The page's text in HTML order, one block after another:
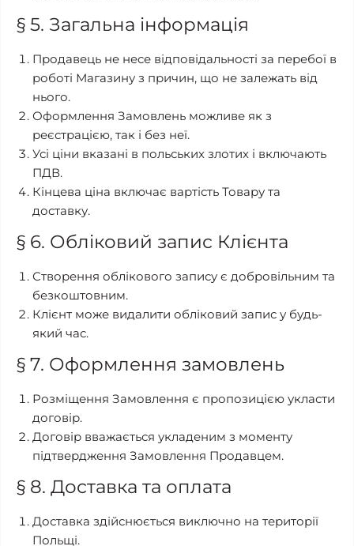
§ 5. Загальна інформація
Продавець не несе відповідальності за перебої в
роботі Магазину з причин, що не залежать від
нього.
Оформлення Замовлень можливе як з
реєстрацією, так і без неї.
Усі ціни вказані в польських злотих і включають
ПДВ.
Кінцева ціна включає вартість Товару та
доставку.
§ 6. Обліковий запис Клієнта
Створення облікового запису є добровільним та
безкоштовним.
Клієнт може видалити обліковий запис у будь-
який час.
§ 7. Оформлення замовлень
Розміщення Замовлення є пропозицією укласти
договір.
Договір вважається укладеним з моменту
підтвердження Замовлення Продавцем.
§ 8. Доставка та оплата
Доставка здійснюється виключно на території
Польщі.